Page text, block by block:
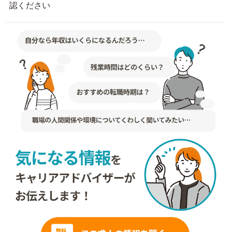
認ください